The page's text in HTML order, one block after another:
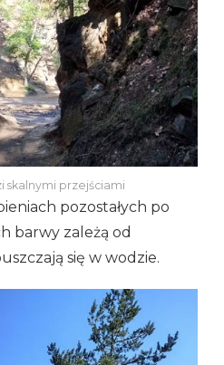
skalnymi przejściami
pozostałych po
barwy zależą od
się w wodzie.